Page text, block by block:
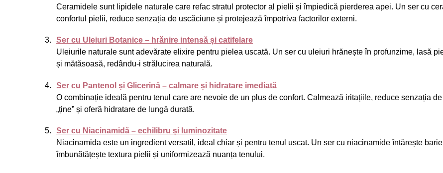
Ceramidele sunt lipidele naturale care refac stratul protector al pielii și împiedică pierderea apei. Un ser cu
confortul pielii, reduce senzația de uscăciune și protejează împotriva factorilor externi.
Ser cu Uleiuri Botanice – hrănire intensă și catifelare
Uleiurile naturale sunt adevărate elixire pentru pielea uscată. Un ser cu uleiuri hrănește în profunzime, lasă
și mătăsoasă, redându-i strălucirea naturală.
Ser cu Pantenol și Glicerină – calmare și hidratare imediată
O combinație ideală pentru tenul care are nevoie de un plus de confort. Calmează iritațiile, reduce senzația
„ține” și oferă hidratare de lungă durată.
Ser cu Niacinamidă – echilibru și luminozitate
Niacinamida este un ingredient versatil, ideal chiar și pentru tenul uscat. Un ser cu niacinamide întărește
îmbunătățește textura pielii și uniformizează nuanța tenului.